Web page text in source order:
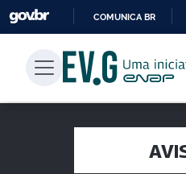
COMUNICA BR